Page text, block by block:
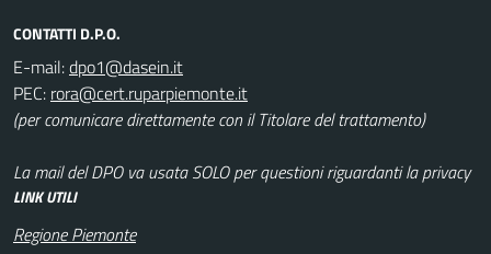
CONTATTI D.P.O.
E-mail:
PEC:
(per comunicare direttamente con il Titolare del trattamento)
La mail del DPO va usata SOLO per questioni riguardanti la privacy
LINK UTILI
Regione Piemonte